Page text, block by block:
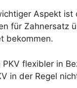
Aspekt ist
für Zahnersatz
bekommen.
flexibler in
in der Regel